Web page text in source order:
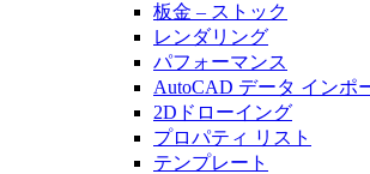
板金 – ストック
レンダリング
パフォーマンス
AutoCAD データ インポ
2Dドローイング
プロパティ リスト
テンプレート